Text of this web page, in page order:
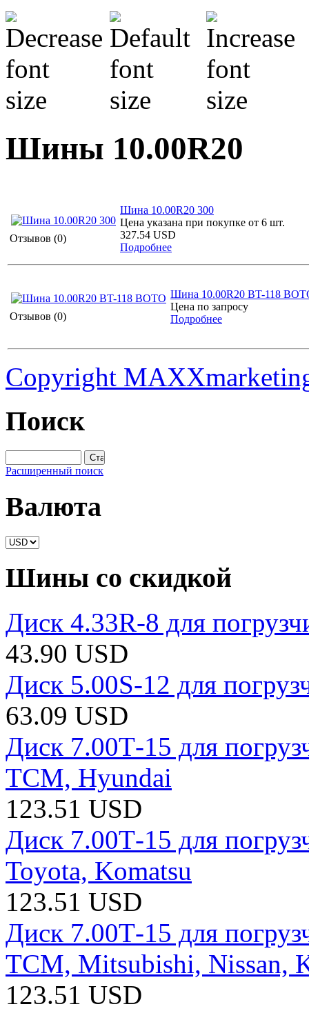
Шины 10.00R20
Отзывов (0)
Шина 10.00R20 300
Цена указана при покупке от 6 шт.
327.54 USD
Подробнее
Отзывов (0)
Шина 10.00R20 BT-118
Цена по запросу
Подробнее
Copyright
Поиск
Расширенный поиск
Валюта
Шины со скидкой
Диск 4.33R-8 для
43.90 USD
Диск 5.00S-12 для
63.09 USD
Диск 7.00Т-15 для
TCM, Hyundai
123.51 USD
Диск 7.00Т-15 для
Toyota, Komatsu
123.51 USD
Диск 7.00Т-15 для
ТCM, Mitsubishi, Nissan,
123.51 USD